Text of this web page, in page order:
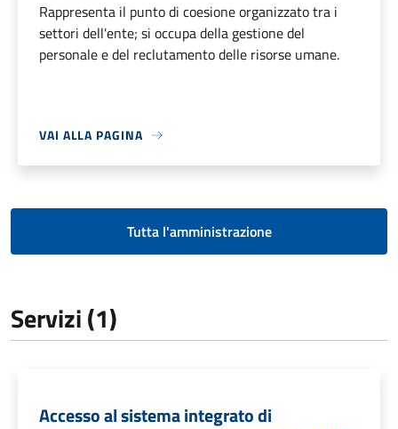
Rappresenta il punto di coesione organizzato tra i
settori dell'ente; si occupa della gestione del
personale e del reclutamento delle risorse umane.
VAI ALLA PAGINA
Tutta l'amministrazione
Servizi (1)
Accesso al sistema integrato di